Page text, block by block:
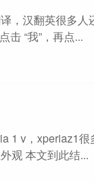
，汉翻英很多
“我”，再点...
1 v，xperiaz1
观 本文到此结...